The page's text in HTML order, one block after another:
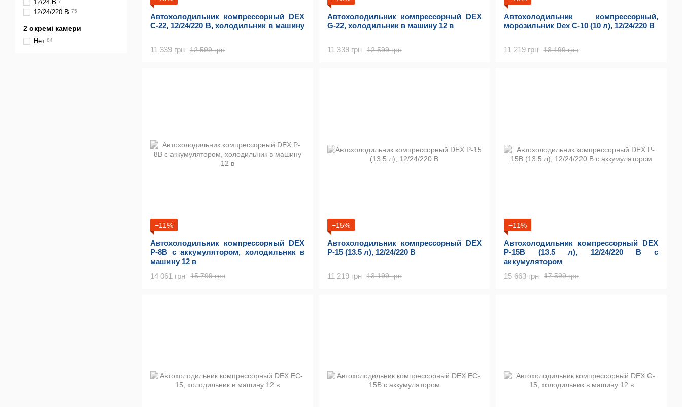
Автохолодильник компрессорный DEX
C-22, 12/24/220 В, холодильник в машину
12 599 грн
11 339 грн
Автохолодильник компрессорный DEX
G-22, холодильник в машину 12 в
12 599 грн
11 339 грн
Автохолодильник компрессорный,
морозильник Dex C-10 (10 л), 12/24/220 В
13 199 грн
11 219 грн
−11%
Автохолодильник компрессорный DEX
P-8B с аккумулятором, холодильник в
машину 12 в
15 799 грн
14 061 грн
−15%
Автохолодильник компрессорный DEX
P-15 (13.5 л), 12/24/220 В
13 199 грн
11 219 грн
−11%
Автохолодильник компрессорный DEX
P-15B (13.5 л), 12/24/220 В с
аккумулятором
17 599 грн
15 663 грн
12/24 В
12/24/220 В 75
2 окремі камери
Нет 84